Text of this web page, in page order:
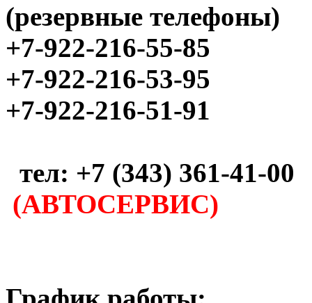
(резервные телефоны)
+7-922-216-55-85
+7-922-216-53-95
+7-922-216-51-91
тел: +7 (343) 361-41-00
(АВТОСЕРВИС)